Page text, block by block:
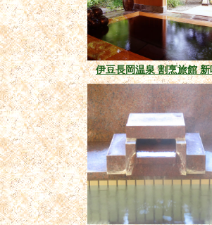
伊豆長岡温泉 割烹旅館 新